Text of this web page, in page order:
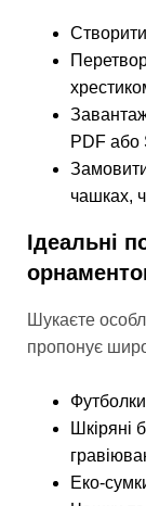
PDF або
чашках,
Ідеальні
Шукаєте
пропонує
Шкіряні
Еко-